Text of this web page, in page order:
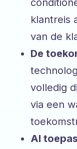
klantreis
van de
De
volledig
via een
AI